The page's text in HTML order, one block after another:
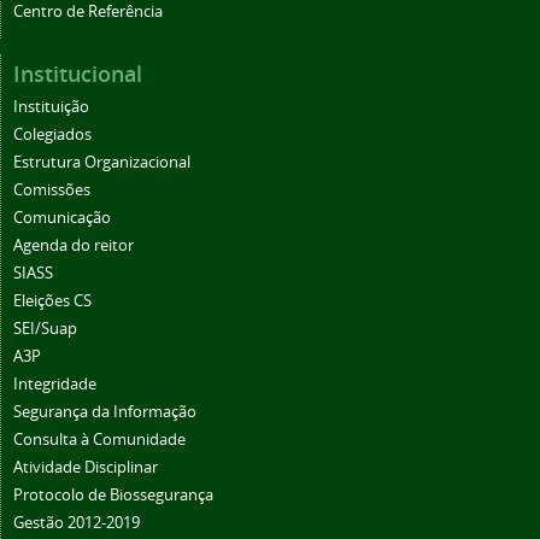
Centro de Referência
Institucional
Instituição
Colegiados
Estrutura Organizacional
Comissões
Comunicação
Agenda do reitor
SIASS
Eleições CS
SEI/Suap
A3P
Integridade
Segurança da Informação
Consulta à Comunidade
Atividade Disciplinar
Protocolo de Biossegurança
Gestão 2012-2019